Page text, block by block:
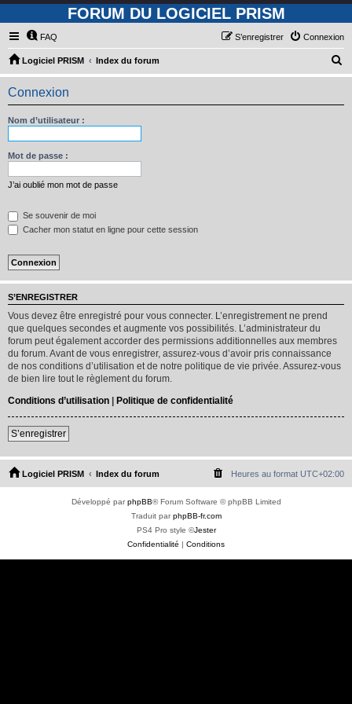
FORUM DU LOGICIEL PRISM
FAQ Connexion
S’enregistrer
Logiciel PRISM Index du forum
e
Connexion
Nom d’utilisateur :
Mot de passe :
J’ai oublié mon mot de passe
Se souvenir de moi
Cacher mon statut en ligne pour cette session
S’ENREGISTRER
Vous devez être enregistré pour vous connecter. L’enregistrement ne prend
que quelques secondes et augmente vos possibilités. L’administrateur du
forum peut également accorder des permissions additionnelles aux membres
du forum. Avant de vous enregistrer, assurez-vous d’avoir pris connaissance
de nos conditions d’utilisation et de notre politique de vie privée. Assurez-vous
de bien lire tout le règlement du forum.
Conditions d’utilisation | Politique de confidentialité
S’enregistrer
Logiciel PRISM Index du forum Heures au format UTC+02:00
Développé parphpBB® Forum Software © phpBB Limited
Traduit parphpBB-fr.com
PS4 Pro style ©Jester
Confidentialité | Conditions